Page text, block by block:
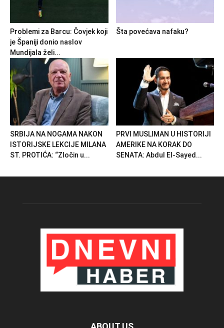
Problemi za Barcu: Čovjek koji
je Španiji donio naslov
Mundijala želi...
Šta povećava nafaku?
SRBIJA NA NOGAMA NAKON
ISTORIJSKE LEKCIJE MILANA
ST. PROTIĆA: “Zločin u...
PRVI MUSLIMAN U HISTORIJI
AMERIKE NA KORAK DO
SENATA: Abdul El-Sayed...